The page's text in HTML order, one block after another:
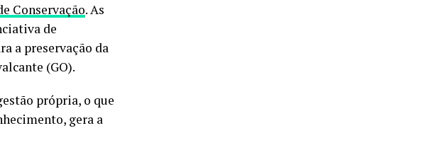
Conservação. As
de
a preservação da
(GO).
própria, o que
gera a